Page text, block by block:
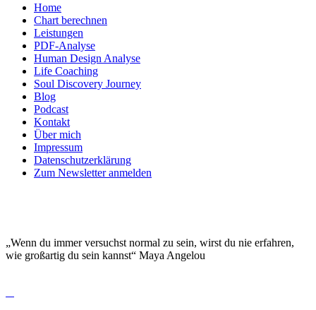
Home
Chart berechnen
Leistungen
PDF-Analyse
Human Design Analyse
Life Coaching
Soul Discovery Journey
Blog
Podcast
Kontakt
Über mich
Impressum
Datenschutzerklärung
Zum Newsletter anmelden
„Wenn du immer versuchst normal zu sein, wirst du nie erfahren,
wie großartig du sein kannst“ Maya Angelou